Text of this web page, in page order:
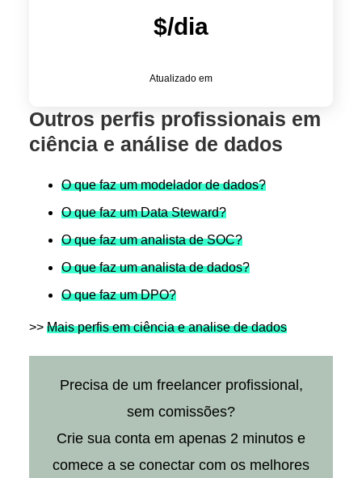
$/dia
Atualizado em
Outros perfis profissionais em
ciência e análise de dados
O que faz um modelador de dados?
O que faz um Data Steward?
O que faz um analista de SOC?
O que faz um analista de dados?
O que faz um DPO?
>> Mais perfis em ciência e analise de dados
Precisa de um freelancer profissional,
sem comissões?
Crie sua conta em apenas 2 minutos e
comece a se conectar com os melhores